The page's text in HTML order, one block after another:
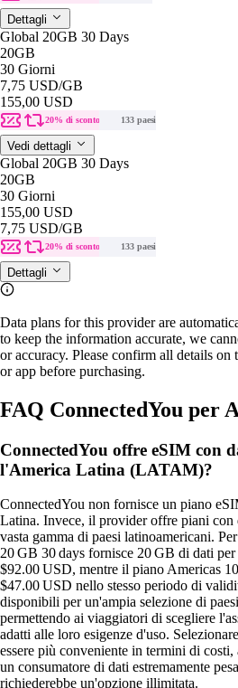
Dettagli
Global 20GB 30 Days
20GB
30 Giorni
7,75 USD/GB
155,00 USD
20% di sconto 133 paesi
Vedi dettagli
Global 20GB 30 Days
20GB
30 Giorni
155,00 USD
7,75 USD/GB
20% di sconto 133 paesi
Dettagli
Data plans for this provider are
to keep the information accurate, we
or accuracy. Please confirm all details
or app before purchasing.
FAQ ConnectedYou per
ConnectedYou offre eSIM con
l'America Latina (LATAM)?
ConnectedYou non fornisce un piano
Latina. Invece, il provider offre piani con
vasta gamma di paesi latinoamericani.
20 GB 30 days fornisce 20 GB di dati
$92.00 USD, mentre il piano Americas
$47.00 USD nello stesso periodo di
disponibili per un'ampia selezione di
permettendo ai viaggiatori di scegliere
adatti alle loro esigenze d'uso.
essere più conveniente in termini di costi,
un consumatore di dati estremamente
richiederebbe un'opzione illimitata.